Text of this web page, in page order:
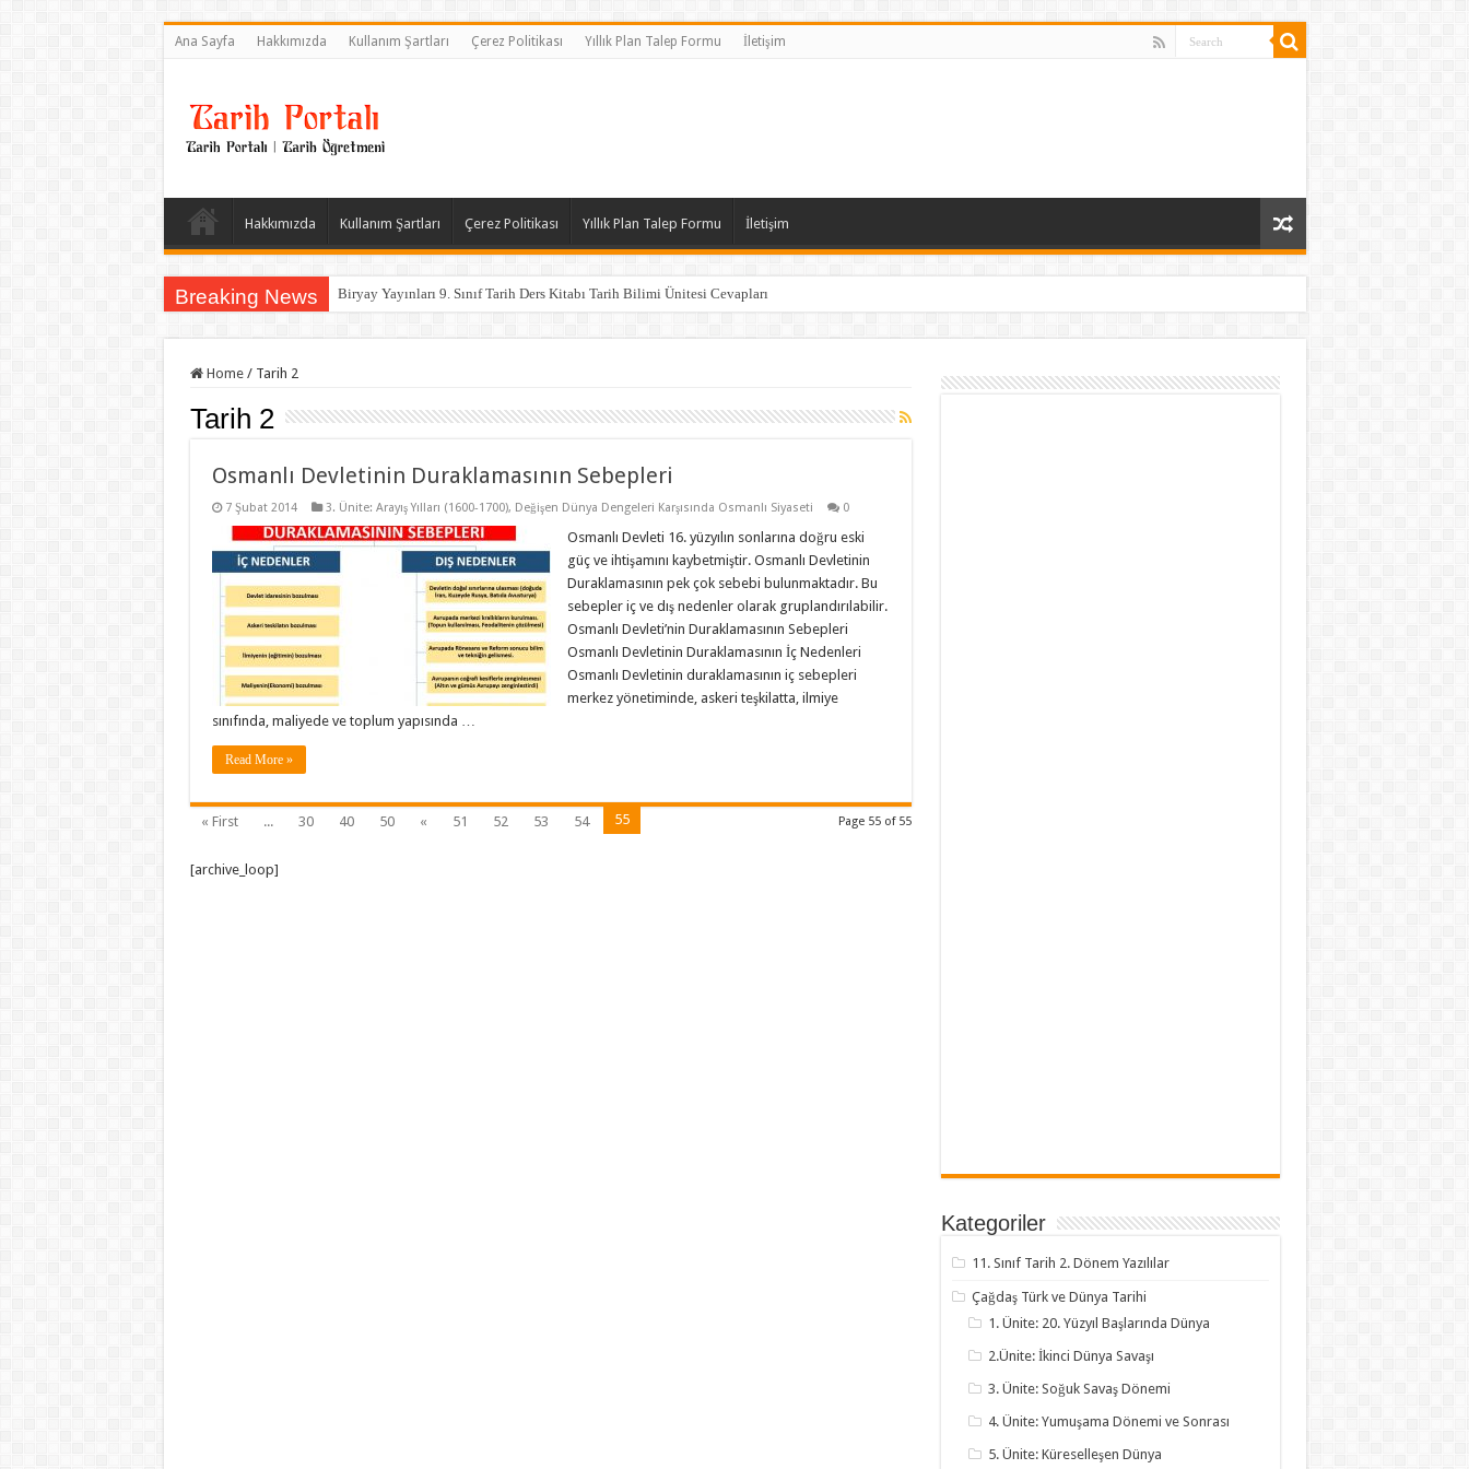
Ana Sayfa Hakkımızda Kullanım Şartları Çerez Politikası Yıllık Plan Talep Formu İletişim
Hakkımızda Kullanım Şartları Çerez Politikası Yıllık Plan Talep Formu İletişim
Breaking News Biryay Yayınları 9. Sınıf Tarih Ders Kitabı Tarih Bilimi Ünitesi Cevapları
Home / Tarih 2
Tarih 2
Osmanlı Devletinin Duraklamasının Sebepleri
7 Şubat 2014 3. Ünite: Arayış Yılları (1600-1700), Değişen Dünya Dengeleri Karşısında Osmanlı Siyaseti 0
Osmanlı Devleti 16. yüzyılın sonlarına doğru eski
güç ve ihtişamını kaybetmiştir. Osmanlı Devletinin
Duraklamasının pek çok sebebi bulunmaktadır. Bu
sebepler iç ve dış nedenler olarak gruplandırılabilir.
Osmanlı Devleti’nin Duraklamasının Sebepleri
Osmanlı Devletinin Duraklamasının İç Nedenleri
Osmanlı Devletinin duraklamasının iç sebepleri
merkez yönetiminde, askeri teşkilatta, ilmiye
sınıfında, maliyede ve toplum yapısında …
Read More »
Page 55 of 55
« First ... 30 40 50 « 51 52 53 54 55
[archive_loop]
Kategoriler
11. Sınıf Tarih 2. Dönem Yazılılar
Çağdaş Türk ve Dünya Tarihi
1. Ünite: 20. Yüzyıl Başlarında Dünya
2.Ünite: İkinci Dünya Savaşı
3. Ünite: Soğuk Savaş Dönemi
4. Ünite: Yumuşama Dönemi ve Sonrası
5. Ünite: Küreselleşen Dünya